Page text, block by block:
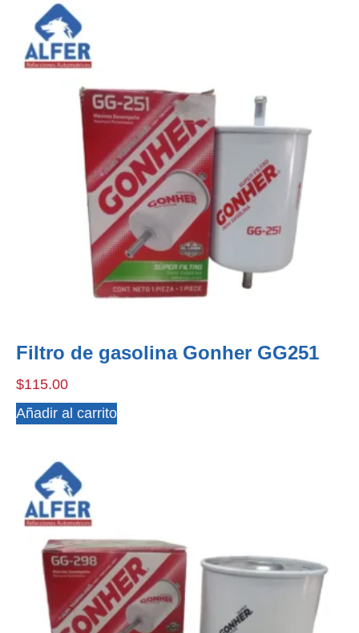
Filtro de gasolina Gonher GG251
$115.00
Añadir al carrito